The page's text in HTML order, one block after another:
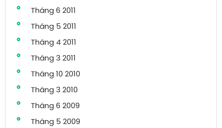
Tháng 6 2011
Tháng 5 2011
Tháng 4 2011
Tháng 3 2011
Tháng 10 2010
Tháng 3 2010
Tháng 6 2009
Tháng 5 2009